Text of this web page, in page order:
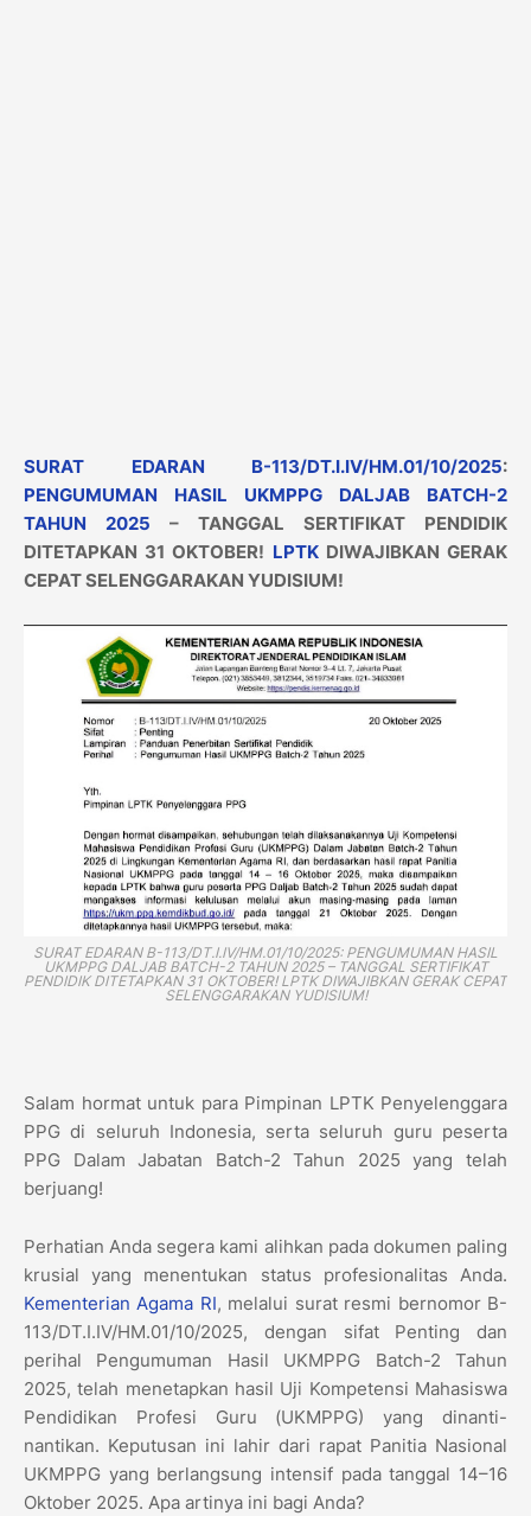
SURAT EDARAN B-113/DT.I.IV/HM.01/10/2025:
PENGUMUMAN HASIL UKMPPG DALJAB BATCH-2
TAHUN 2025 – TANGGAL SERTIFIKAT PENDIDIK
DITETAPKAN 31 OKTOBER! LPTKDIWAJIBKAN GERAK
CEPAT SELENGGARAKAN YUDISIUM!
SURAT EDARAN B-113/DT.I.IV/HM.01/10/2025: PENGUMUMAN HASIL
UKMPPG DALJAB BATCH-2 TAHUN 2025 – TANGGAL SERTIFIKAT
PENDIDIK DITETAPKAN 31 OKTOBER! LPTK DIWAJIBKAN GERAK CEPAT
SELENGGARAKAN YUDISIUM!
​Salam hormat untuk para Pimpinan LPTK Penyelenggara
PPG di seluruh Indonesia, serta seluruh guru peserta
PPG Dalam Jabatan Batch-2 Tahun 2025 yang telah
berjuang!
​Perhatian Anda segera kami alihkan pada dokumen paling
krusial yang menentukan status profesionalitas Anda.
Kementerian Agama RI, melalui surat resmi bernomor B-
113/DT.I.IV/HM.01/10/2025, dengan sifat Penting dan
perihal Pengumuman Hasil UKMPPG Batch-2 Tahun
2025, telah menetapkan hasil Uji Kompetensi Mahasiswa
Pendidikan Profesi Guru (UKMPPG) yang dinanti-
nantikan. Keputusan ini lahir dari rapat Panitia Nasional
UKMPPG yang berlangsung intensif pada tanggal 14–16
Oktober 2025. Apa artinya ini bagi Anda?